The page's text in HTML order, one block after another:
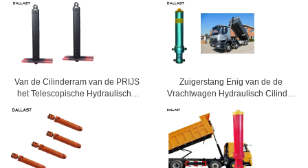
Van de Cilinderram van de PRIJS
het Telescopische Hydraulische
Vrachtwagen van de
Stortplaatskipper
Zuigerstang Enig van de de
Vrachtwagen Hydraulisch Cilinder
Aangepast het Staalmateriaal